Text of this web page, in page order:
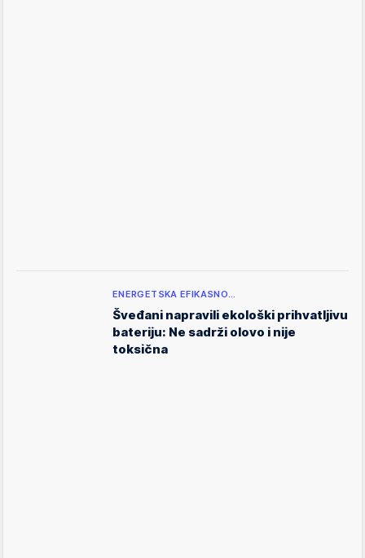
ENERGETSKA EFIKASNO…
Šveđani napravili ekološki prihvatljivu
bateriju: Ne sadrži olovo i nije
toksična